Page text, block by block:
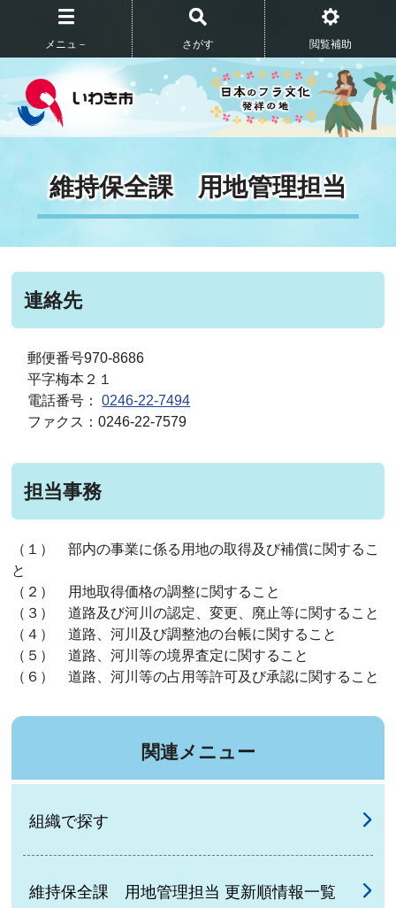
メニュ－ さがす 閲覧補助
維持保全課 用地管理担当
連絡先
郵便番号970-8686
平字梅本２１
電話番号：0246-22-7494
ファクス：0246-22-7579
担当事務
（１） 部内の事業に係る用地の取得及び補償に関するこ
と
（２） 用地取得価格の調整に関すること
（３） 道路及び河川の認定、変更、廃止等に関すること
（４） 道路、河川及び調整池の台帳に関すること
（５） 道路、河川等の境界査定に関すること
（６） 道路、河川等の占用等許可及び承認に関すること
関連メニュー
組織で探す
維持保全課 用地管理担当 更新順情報一覧